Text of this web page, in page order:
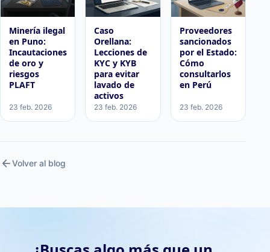
Minería ilegal
en Puno:
Incautaciones
de oro y
riesgos
PLAFT
23 feb. 2026
Caso
Orellana:
Lecciones de
KYC y KYB
para evitar
lavado de
activos
23 feb. 2026
Proveedores
sancionados
por el Estado:
Cómo
consultarlos
en Perú
23 feb. 2026
arrow_backVolver al blog